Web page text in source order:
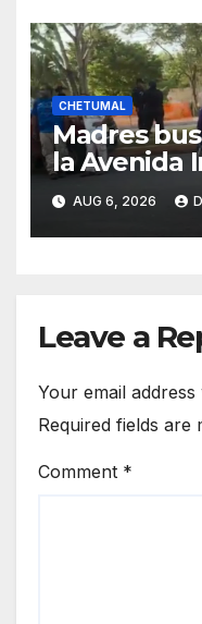
CHETUMAL
Madres
la Avenida
Chetumal
AUG 6, 2026
Leave a
Your email
Required fields are
Comment *